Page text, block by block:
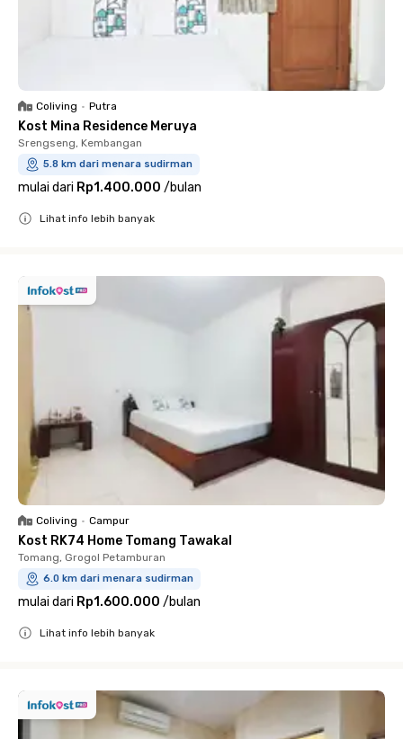
Coliving • Putra
Kost Mina Residence Meruya
Srengseng, Kembangan
5.8 km dari menara sudirman
mulai dari Rp1.400.000 /bulan
Lihat info lebih banyak
Coliving • Campur
Kost RK74 Home Tomang Tawakal
Tomang, Grogol Petamburan
6.0 km dari menara sudirman
mulai dari Rp1.600.000 /bulan
Lihat info lebih banyak